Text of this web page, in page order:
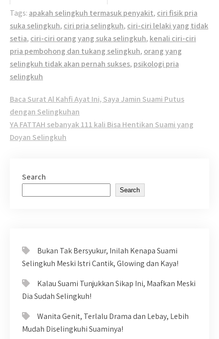
Tags: apakah selingkuh termasuk penyakit, ciri fisik pria
suka selingkuh, ciri pria selingkuh, ciri-ciri lelaki yang tidak
setia, ciri-ciri orang yang suka selingkuh, kenali ciri-ciri
pria pembohong dan tukang selingkuh, orang yang
selingkuh tidak akan pernah sukses, psikologi pria
selingkuh
Post
navigation
Baca Surat Al Kahfi Ayat Ini, Saya Jamin Suami Putus
dengan Selingkuhan
YA FATTAH sebanyak 111 kali Bisa Hentikan Suami yang
Doyan Selingkuh
Search
Search
Bukan Tak Bersyukur, Inilah Kenapa Suami
Selingkuh Meski Istri Cantik, Glowing dan Kaya!
Kalau Suami Tunjukkan Sikap Ini, Maafkan Meski
Dia Sudah Selingkuh!
Wanita Genit, Terlalu Drama dan Lebay, Lebih
Mudah Diselingkuhi Suaminya!